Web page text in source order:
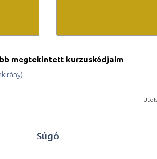
megtekintett kurzuskódjaim
Súgó